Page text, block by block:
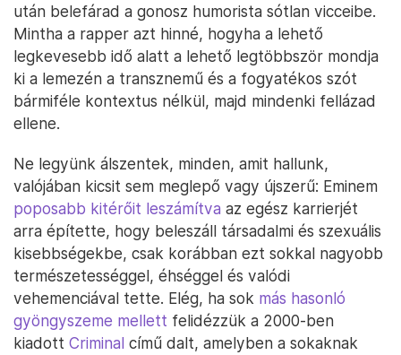
után belefárad a gonosz humorista sótlan vicceibe.
Mintha a rapper azt hinné, hogyha a lehető
legkevesebb idő alatt a lehető legtöbbször mondja
ki a lemezén a transznemű és a fogyatékos szót
bármiféle kontextus nélkül, majd mindenki fellázad
ellene.
Ne legyünk álszentek, minden, amit hallunk,
valójában kicsit sem meglepő vagy újszerű: Eminem
poposabb kitérőit leszámítva az egész karrierjét
arra építette, hogy beleszáll társadalmi és szexuális
kisebbségekbe, csak korábban ezt sokkal nagyobb
természetességgel, éhséggel és valódi
vehemenciával tette. Elég, ha sok más hasonló
gyöngyszeme mellett felidézzük a 2000-ben
kiadott Criminal című dalt, amelyben a sokaknak